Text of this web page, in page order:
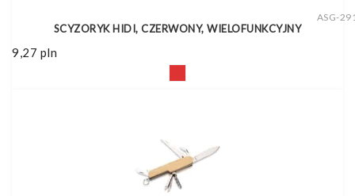
ASG-
SCYZORYK HIDI, CZERWONY, WIELOFUNKCYJNY
9,27 pln